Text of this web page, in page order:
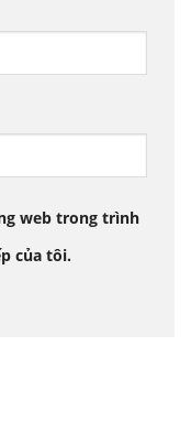
web trong trình
của tôi.